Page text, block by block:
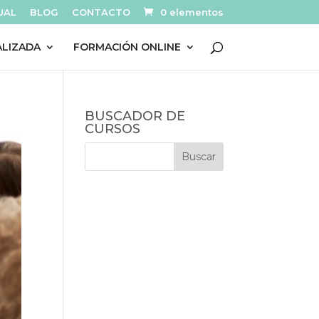
BLOG CONTACTO 0 elementos
FORMACIÓN ONLINE
BUSCADOR DE
CURSOS